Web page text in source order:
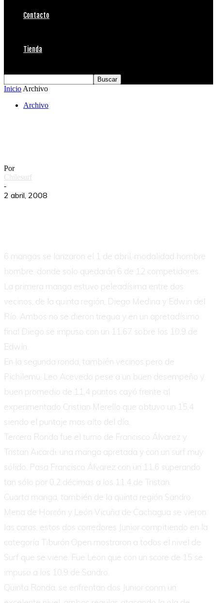
Contacto
Tienda
Inicio Archivo
Archivo
Por
Chilesurf
-
2 abril, 2008
6 mangas se lanzaron el 1 de abril, modalidad hombre
hombre, donde solo quedarán 6 de 12 competidores.
La primera manga estuvo peleadísima entre dos
vecinos, de la quinta región, Diego Medina y Edwin del
Río. Ambos no se dieron tregua y en un apretadísimo
final Diego se impuso con un 11,67 sobre los 10,9 de
Edwin.
En la segunda ronda, también vecinos pero de
Pichilemu, Leo Acevedo pese a un buen desempeño y
buen promedio de 11,4 puntos cayó frente al
experimentado Cristian Merello que obtuvo un 15,4
siendo el puntaje mas alto del día.
Tercera Ronda fue el turno de Francisco Álvarez y
Tristan Aicardi, una manga apretada y con un surf muy
sólido. Pasa Francisco Álvarez con un 11,6 superando
tan sólo por 0,2 décimas a los 11,4 de Tristan.
Cuarta manga, también de la quinta región Sandro
Mena de Horcón y León Vicuña de Cachagua se vieron
las caras, estos dos corredores Junior compitiendo en la
categoría Tiburón Open mostraron a todos el nivel de
Surf que se viene. Fue Leon que con un score de 15 se
impuso a los 10,9 de Sandro.
Quinta Ronda, se enfrentan dos Junior conm un